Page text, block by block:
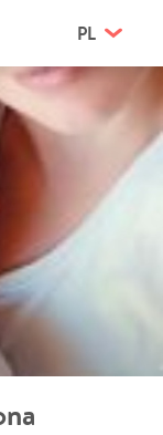
PL